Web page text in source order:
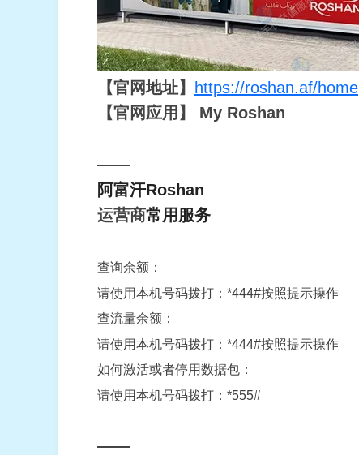
【官网地址】
https://roshan.af/home
【官网应用】 My Roshan
——
阿富汗Roshan
运营商常用服务
查询余额：
请使用本机号码拨打：*444#按照提示操作
查流量余额：
请使用本机号码拨打：*444#按照提示操作
如何激活或者停用数据包：
请使用本机号码拨打：*555#
——